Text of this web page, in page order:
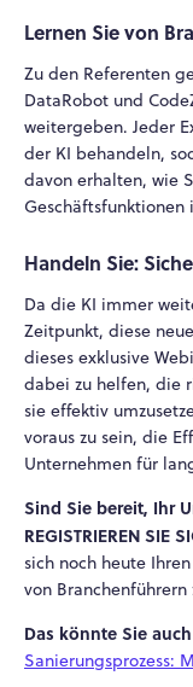
Lernen Sie von
Zu den Referenten
DataRobot und
weitergeben. Jeder
der KI behandeln,
davon erhalten, wie
Handeln Sie:
Da die KI immer
Zeitpunkt, diese
dieses exklusive
dabei zu helfen, die
sie effektiv
voraus zu sein, die
Unternehmen für
Sind Sie bereit, Ihr
REGISTRIEREN SIE
sich noch heute
von Branchenführern
Das könnte Sie
Sanierungsprozess: